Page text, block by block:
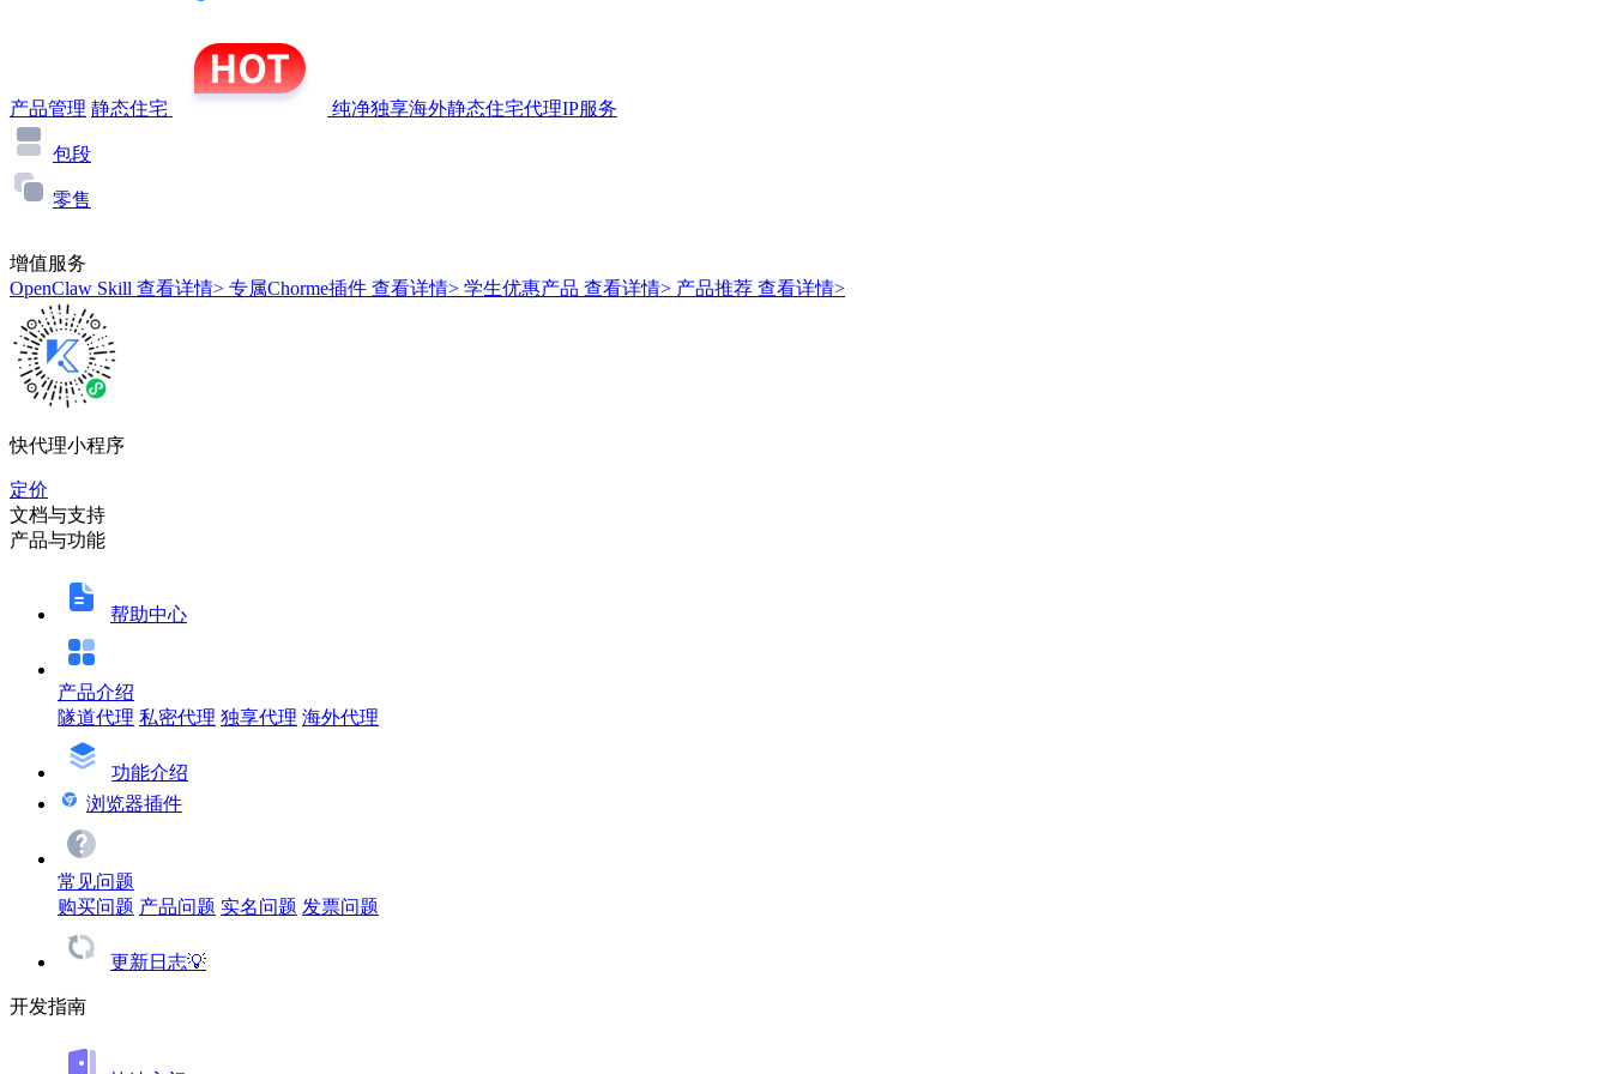
产品管理 静态住宅 纯净独享海外静态住宅代理IP服务
包段
零售
增值服务
OpenClaw Skill 查看详情> 专属Chorme插件 查看详情> 学生优惠产品 查看详情> 产品推荐 查看详情>
快代理小程序
定价
文档与支持
产品与功能
帮助中心
产品介绍
隧道代理 私密代理 独享代理 海外代理
功能介绍
浏览器插件
常见问题
购买问题 产品问题 实名问题 发票问题
更新日志💡
开发指南